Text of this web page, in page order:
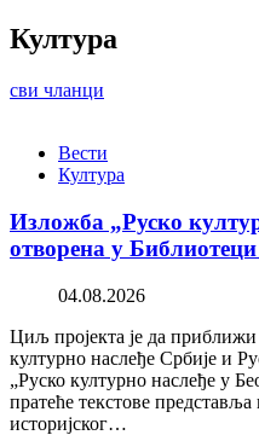
Култура
сви чланци
Вести
Култура
Изложба „Руско
отворена у
04.08.2026
Циљ пројекта је да
културно наслеђе Србије и
„Руско културно наслеђе у
пратеће текстове представља
историјског…